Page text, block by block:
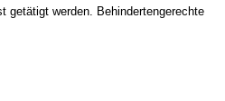
getätigt werden. Behindertengerechte